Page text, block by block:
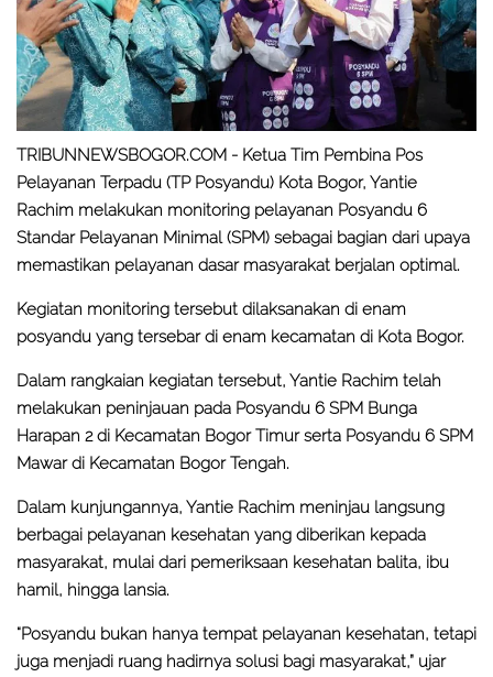
TRIBUNNEWSBOGOR.COM - Ketua Tim Pembina Pos
Pelayanan Terpadu (TP Posyandu) Kota Bogor, Yantie
Rachim melakukan monitoring pelayanan Posyandu 6
Standar Pelayanan Minimal (SPM) sebagai bagian dari upaya
memastikan pelayanan dasar masyarakat berjalan optimal.
Kegiatan monitoring tersebut dilaksanakan di enam
posyandu yang tersebar di enam kecamatan di Kota Bogor.
Dalam rangkaian kegiatan tersebut, Yantie Rachim telah
melakukan peninjauan pada Posyandu 6 SPM Bunga
Harapan 2 di Kecamatan Bogor Timur serta Posyandu 6 SPM
Mawar di Kecamatan Bogor Tengah.
Dalam kunjungannya, Yantie Rachim meninjau langsung
berbagai pelayanan kesehatan yang diberikan kepada
masyarakat, mulai dari pemeriksaan kesehatan balita, ibu
hamil, hingga lansia.
“Posyandu bukan hanya tempat pelayanan kesehatan, tetapi
juga menjadi ruang hadirnya solusi bagi masyarakat,” ujar